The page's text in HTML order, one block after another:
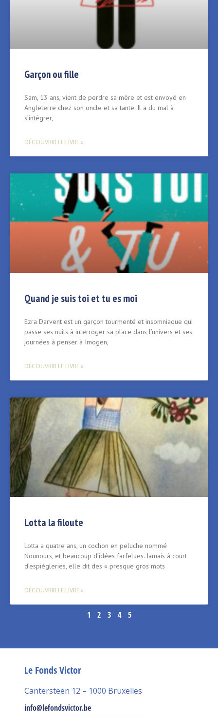
Garçon ou fille
Sam, 13 ans, vient de perdre sa mère et est envoyé en
Angleterre chez son oncle et sa tante. Il a du mal à
s’intégrer,
DÉCOUVRIR LE LIVRE »
Quand je suis toi et tu es moi
Ezra Darvent est un garçon tourmenté et insomniaque qui
passe ses nuits à interroger sa place dans l’univers et ses
journées à penser à Imogen,
DÉCOUVRIR LE LIVRE »
Lotta la filoute
Lotta a quatre ans, un cochon en peluche nommé
Nounours, et beaucoup d’idées farfelues. Jamais à court
d’espiègleries, elle dit des « presque gros mots
DÉCOUVRIR LE LIVRE »
1 2 3 4 5
Le Fonds Victor
Cantersteen 12 – 1000 Bruxelles
info@lefondsvictor.be